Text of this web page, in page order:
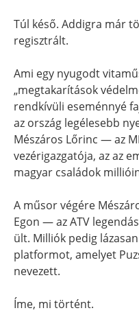
Túl késő. Addigra már
regisztrált.
Ami egy nyugodt
„megtakarítások
rendkívüli eseménnyé
az ország legélesebb
Mészáros Lőrinc — az
vezérigazgatója, az az
magyar családok
A műsor végére
Egon — az ATV
ült. Milliók pedig
platformot, amelyet
nevezett.
Íme, mi történt.